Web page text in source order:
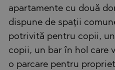
apartamente cu două
dispune de spații
potrivită pentru copii,
copii, un bar în hol care
o parcare pentru